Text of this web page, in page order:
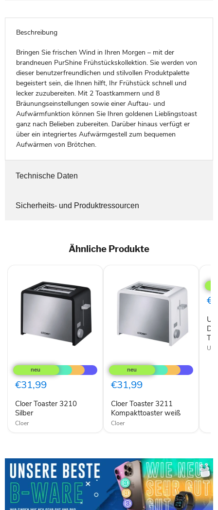
Beschreibung
Bringen Sie frischen Wind in Ihren Morgen – mit der
brandneuen PurShine Frühstückskollektion. Sie werden von
dieser benutzerfreundlichen und stilvollen Produktpalette
begeistert sein, die Ihnen hilft, Ihr Frühstück schnell und
lecker zuzubereiten. Mit 2 Toastkammern und 8
Bräunungseinstellungen sowie einer Auftau- und
Aufwärmfunktion können Sie Ihren goldenen Lieblingstoast
ganz nach Belieben zubereiten. Darüber hinaus verfügt er
über ein integriertes Aufwärmgestell zum bequemen
Aufwärmen von Brötchen.
Technische Daten
Sicherheits- und Produktressourcen
Ähnliche Produkte
Toaster
3210
Silber
€31,99
Cloer Toaster 3210
Silber
Cloer
Toaster
3211
Kompakttoaster
weiß
€31,99
Cloer Toaster 3211
Kompakttoaster weiß
Cloer
Dual